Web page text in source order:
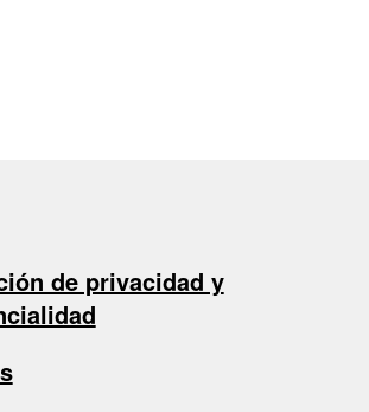
de privacidad y